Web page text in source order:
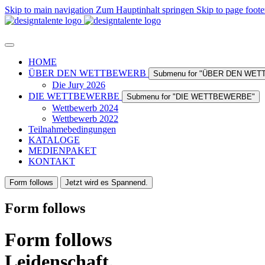
Skip to main navigation Zum Hauptinhalt springen Skip to page
HOME
ÜBER DEN WETTBEWERB
Submenu for "ÜBER DEN
Die Jury 2026
DIE WETTBEWERBE
Submenu for "DIE WETTBEWERBE"
Wettbewerb 2024
Wettbewerb 2022
Teilnahmebedingungen
KATALOGE
MEDIENPAKET
KONTAKT
Form follows Jetzt wird es Spannend.
Form follows
Form follows